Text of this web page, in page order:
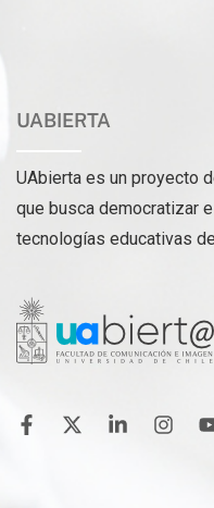
UABIERTA
UAbierta es un proyecto
que busca democratizar
tecnologías educativas